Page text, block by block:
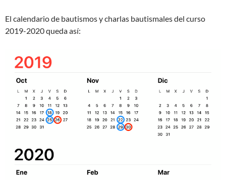
El calendario de bautismos y charlas bautismales del curso
2019-2020 queda así: